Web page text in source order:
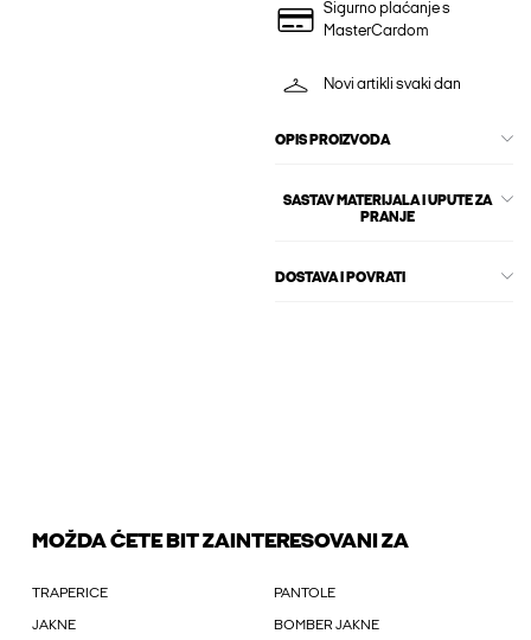
Sigurno plaćanje s
MasterCardom
Novi artikli svaki dan
OPIS PROIZVODA
SASTAV MATERIJALA I UPUTE ZA
PRANJE
DOSTAVA I POVRATI
MOŽDA ĆETE BIT ZAINTERESOVANI ZA
TRAPERICE PANTOLE
JAKNE BOMBER JAKNE